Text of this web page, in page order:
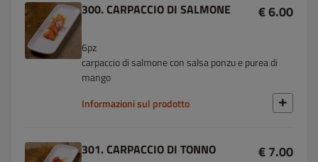
300. CARPACCIO DI SALMONE € 6.00
6pz
carpaccio di salmone con salsa ponzu e purea di
mango
Informazioni sul prodotto
301. CARPACCIO DI TONNO € 7.00